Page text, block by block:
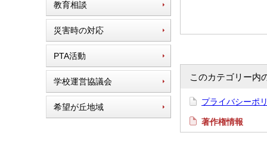
教育相談
災害時の対応
PTA活動
学校運営協議会
希望が丘地域
このカテゴリー内
プライバシーポ
著作権情報